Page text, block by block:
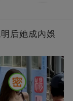
后她成內娛